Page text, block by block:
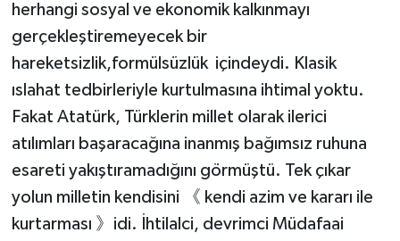
herhangi sosyal ve ekonomik kalkınmayı
gerçekleştiremeyecek bir
hareketsizlik,formülsüzlük içindeydi. Klasik
ıslahat tedbirleriyle kurtulmasına ihtimal yoktu.
Fakat Atatürk, Türklerin millet olarak ilerici
atılımları başaracağına inanmış bağımsız ruhuna
esareti yakıştıramadığını görmüştü. Tek çıkar
yolun milletin kendisini 《 kendi azim ve kararı ile
kurtarması 》idi. İhtilalci, devrimci Müdafaai